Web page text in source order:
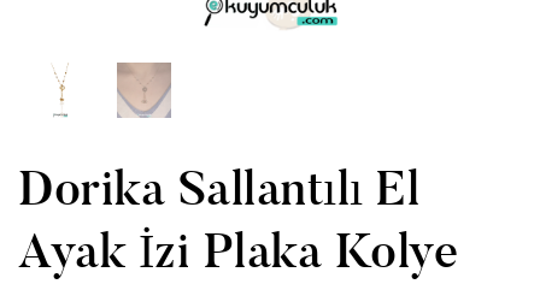
Dorika Sallantılı El
Ayak İzi Plaka Kolye